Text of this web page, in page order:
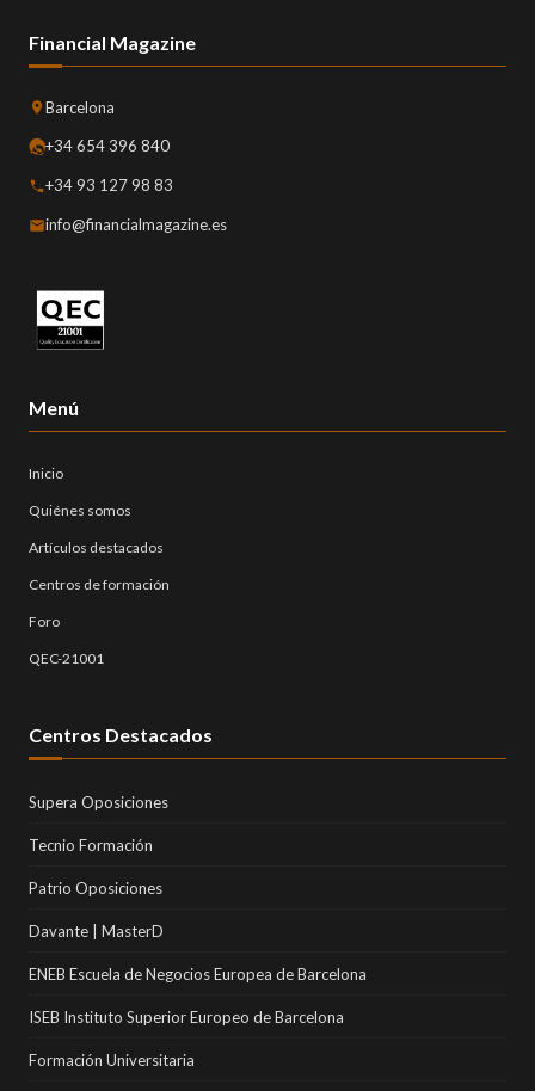
Financial Magazine
Barcelona
+34 654 396 840
+34 93 127 98 83
info@financialmagazine.es
Menú
Inicio
Quiénes somos
Artículos destacados
Centros de formación
Foro
QEC-21001
Centros Destacados
Supera Oposiciones
Tecnio Formación
Patrio Oposiciones
Davante | MasterD
ENEB Escuela de Negocios Europea de Barcelona
ISEB Instituto Superior Europeo de Barcelona
Formación Universitaria